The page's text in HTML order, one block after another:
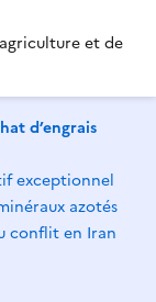
et de
d’engrais
exceptionnel
azotés
conflit en Iran